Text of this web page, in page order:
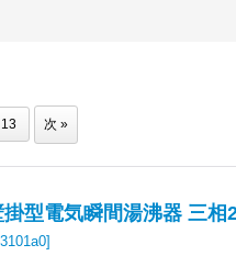
13 次 »
型電気瞬間湯沸器 三
]